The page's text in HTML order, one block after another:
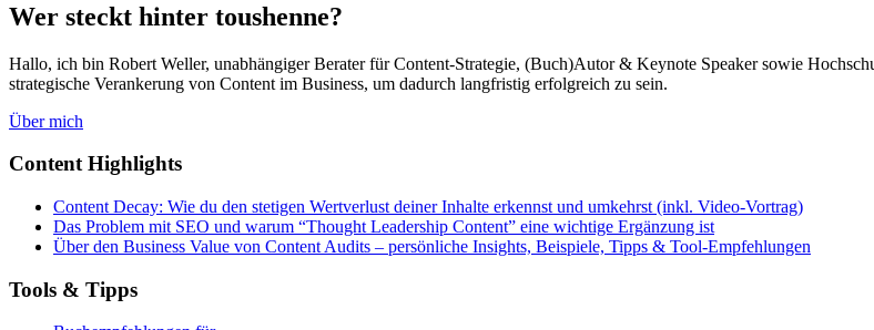
Wer steckt hinter toushenne?
Hallo, ich bin Robert Weller, unabhängiger Berater für Content-Strategie, (Buch)Autor & Keynote Speaker sowie
strategische Verankerung von Content im Business, um dadurch langfristig erfolgreich zu sein.
Über mich
Content Highlights
Content Decay: Wie du den stetigen Wertverlust deiner Inhalte erkennst und umkehrst (inkl. Video-Vortrag)
Das Problem mit SEO und warum “Thought Leadership Content” eine wichtige Ergänzung ist
Über den Business Value von Content Audits – persönliche Insights, Beispiele, Tipps & Tool-Empfehlungen
Tools & Tipps